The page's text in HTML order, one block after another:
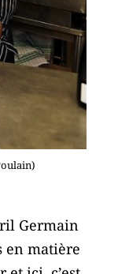
Germain
en matière